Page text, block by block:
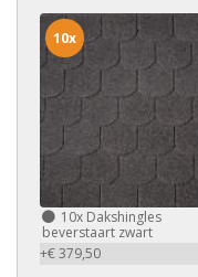
10x Dakshingles
beverstaart zwart
+€ 379,50
10x